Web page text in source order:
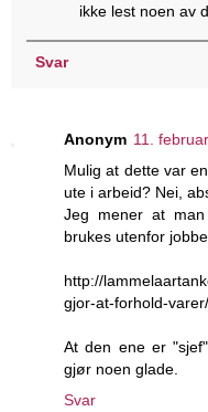
ikke lest noen av
Svar
Anonym 11.
Mulig at dette var
ute i arbeid? Nei,
Jeg mener at
brukes utenfor
http://
gjor-at-forhold-varer/
At den ene er
gjør noen glade.
Svar